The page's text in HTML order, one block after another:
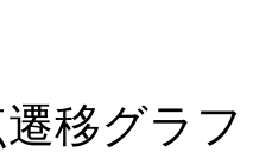
遷移グラ